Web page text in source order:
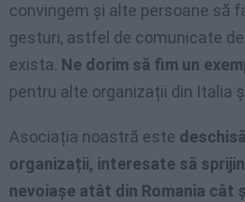
convingem și alte persoane să
gesturi, astfel de comunicate
exista. Ne dorim să fim un
pentru alte organizații din Italia
Asociația noastră este
organizații, interesate să
nevoiașe atât din Romania cât